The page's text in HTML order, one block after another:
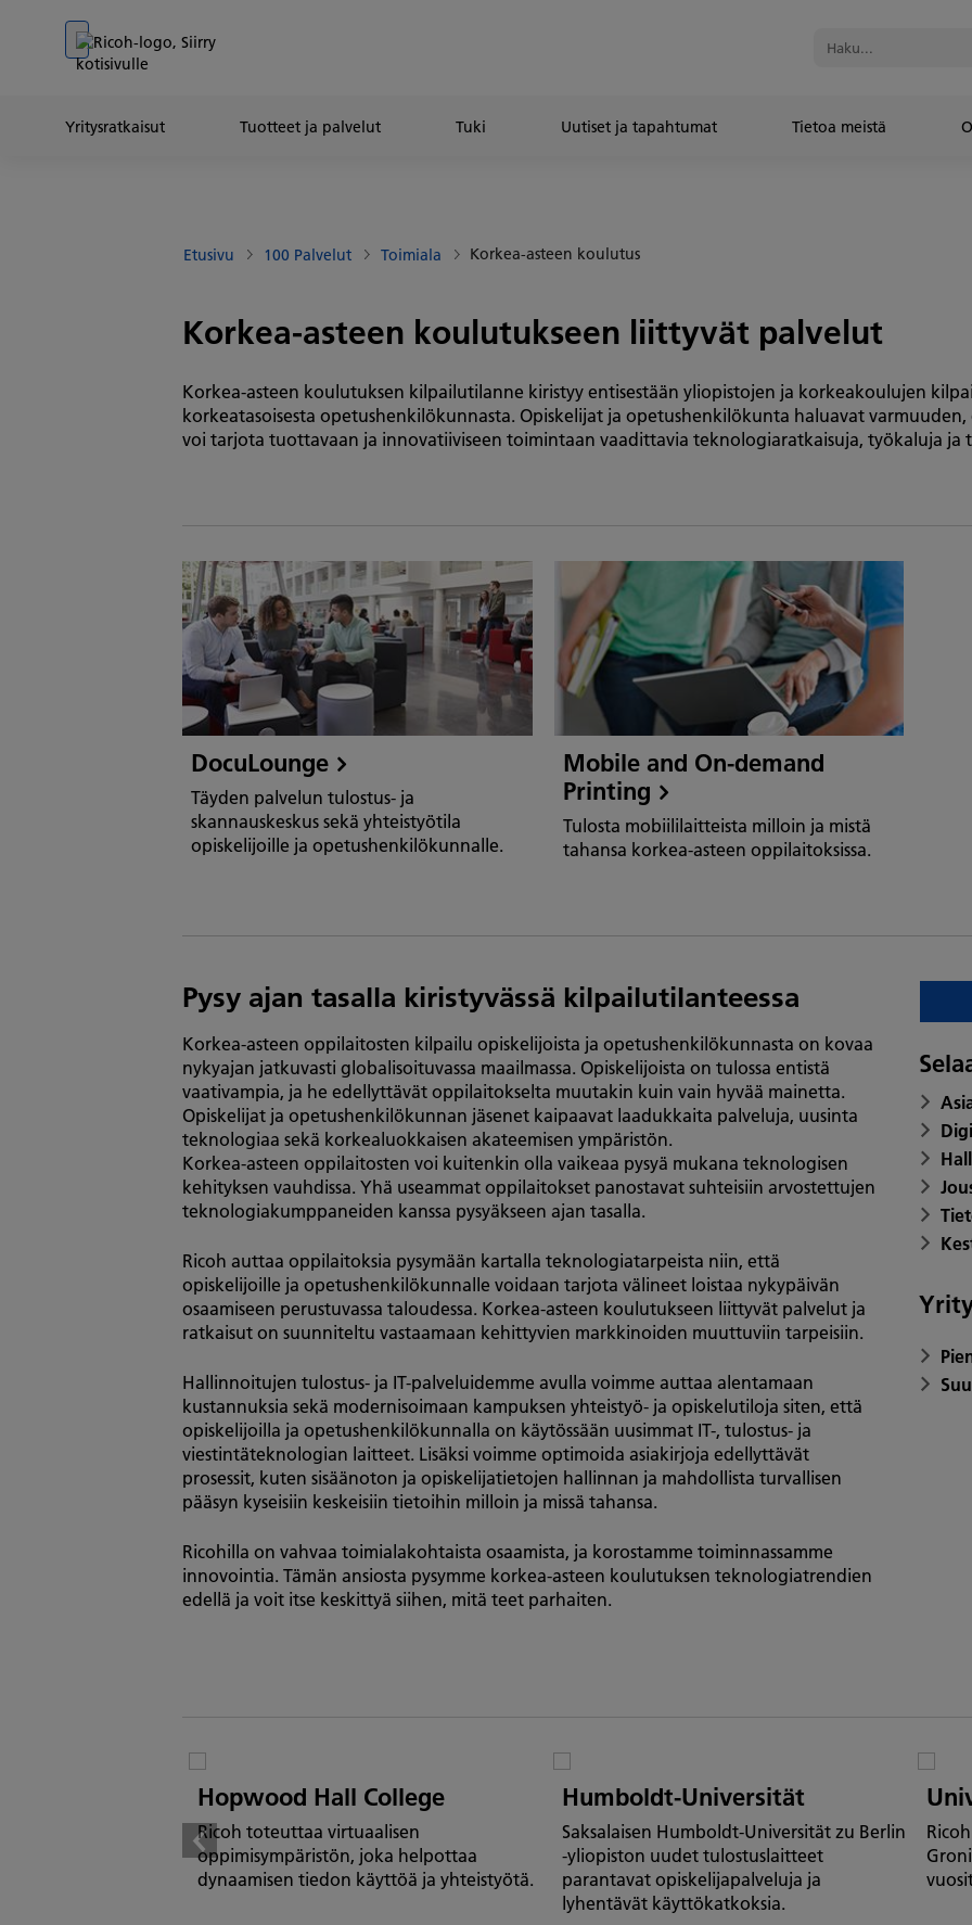
Go to content
Go to footer
Yritysratkaisut Tuotteet ja palvelut Tuki Uutiset ja tapahtumat Tietoa meistä
Etusivu 100 Palvelut Toimiala Korkea-asteen koulutus
Korkea-asteen koulutukseen liittyvät palvelut
Korkea-asteen koulutuksen kilpailutilanne kiristyy entisestään yliopistojen ja korkeakoulujen
korkeatasoisesta opetushenkilökunnasta. Opiskelijat ja opetushenkilökunta haluavat
voi tarjota tuottavaan ja innovatiiviseen toimintaan vaadittavia teknologiaratkaisuja, työkaluja ja
DocuLounge
Täyden palvelun tulostus- ja
skannauskeskus sekä yhteistyötila
opiskelijoille ja opetushenkilökunnalle.
Mobile and On-demand
Printing
Tulosta mobiililaitteista milloin ja mistä
tahansa korkea-asteen oppilaitoksissa.
Pysy ajan tasalla kiristyvässä kilpailutilanteessa
Korkea-asteen oppilaitosten kilpailu opiskelijoista ja opetushenkilökunnasta on kovaa
nykyajan jatkuvasti globalisoituvassa maailmassa. Opiskelijoista on tulossa entistä
vaativampia, ja he edellyttävät oppilaitokselta muutakin kuin vain hyvää mainetta.
Opiskelijat ja opetushenkilökunnan jäsenet kaipaavat laadukkaita palveluja, uusinta
teknologiaa sekä korkealuokkaisen akateemisen ympäristön.
Korkea-asteen oppilaitosten voi kuitenkin olla vaikeaa pysyä mukana teknologisen
kehityksen vauhdissa. Yhä useammat oppilaitokset panostavat suhteisiin arvostettujen
teknologiakumppaneiden kanssa pysyäkseen ajan tasalla.
Ricoh auttaa oppilaitoksia pysymään kartalla teknologiatarpeista niin, että
opiskelijoille ja opetushenkilökunnalle voidaan tarjota välineet loistaa nykypäivän
osaamiseen perustuvassa taloudessa. Korkea-asteen koulutukseen liittyvät palvelut ja
ratkaisut on suunniteltu vastaamaan kehittyvien markkinoiden muuttuviin tarpeisiin.
Hallinnoitujen tulostus- ja IT-palveluidemme avulla voimme auttaa alentamaan
kustannuksia sekä modernisoimaan kampuksen yhteistyö- ja opiskelutiloja siten, että
opiskelijoilla ja opetushenkilökunnalla on käytössään uusimmat IT-, tulostus- ja
viestintäteknologian laitteet. Lisäksi voimme optimoida asiakirjoja edellyttävät
prosessit, kuten sisäänoton ja opiskelijatietojen hallinnan ja mahdollista turvallisen
pääsyn kyseisiin keskeisiin tietoihin milloin ja missä tahansa.
Ricohilla on vahvaa toimialakohtaista osaamista, ja korostamme toiminnassamme
innovointia. Tämän ansiosta pysymme korkea-asteen koulutuksen teknologiatrendien
edellä ja voit itse keskittyä siihen, mitä teet parhaiten.
Hopwood Hall College
Ricoh toteuttaa virtuaalisen
oppimisympäristön, joka helpottaa
dynaamisen tiedon käyttöä ja yhteistyötä.
Humboldt-Universität
Saksalaisen Humboldt-Universität zu Berlin
-yliopiston uudet tulostuslaitteet
parantavat opiskelijapalveluja ja
lyhentävät käyttökatkoksia.